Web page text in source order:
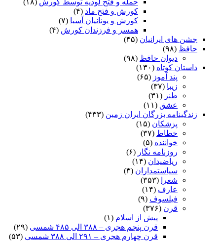
حمله و فتح لودیه توسط کورش (۱۸)
کورش و فتح ماد (۴)
کورش و یونانیان آسیا (۷)
همسر و فرزندان کورش (۴)
جشن های ایرانیان (۴۵)
حافظ (۹۸)
دیوان حافظ (۹۸)
داستان کوتاه (۱۳۰)
پند آموز (۶۵)
زیبا (۳۷)
طنز (۳۱)
عشق (۱۱)
زندگینامه بزرگان ایران زمین (۴۳۳)
پزشکان (۱۵)
خطاط (۳۷)
خواننده (۵)
روزنامه نگار (۶)
ریاضیدان (۱۴)
سیاستمداران (۳)
شعرا
(۳۵۳)
عارف (۱۴)
فیلسوف (۹)
قرن (۳۷۶)
پیش از اسلام (۱)
قرن پنجم هجری – ۳۸۸ الی ۴۸۵ شمسی
(۲۹)
قرن چهارم هجری – ۲۹۱ الی ۳۸۸ شمسی
(۵۳)